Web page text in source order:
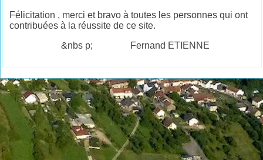
Félicitation , merci et bravo à toutes les personnes qui ont
contribuées à la réussite de ce site.
&nbs p; Fernand ETIENNE